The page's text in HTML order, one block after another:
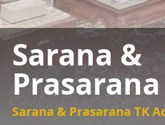
Sarana &
Prasarana
Sarana & Prasarana TK